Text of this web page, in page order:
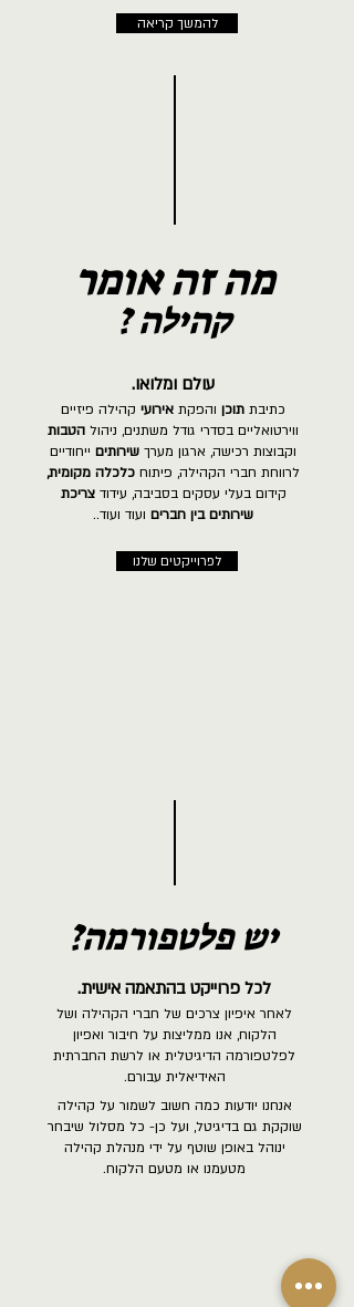
להמשך קריאה
מה זה אומר
קהילה ?
עולם ומלואו.
כתיבת תוכן והפקת אירועי קהילה פיזיים
ווירטואליים בסדרי גודל משתנים, ניהול הטבות
וקבוצות רכישה, ארגון מערך שירותים ייחודיים
לרווחת חברי הקהילה, פיתוח כלכלה מקומית,
קידום בעלי עסקים בסביבה, עידודצריכת
שירותים בין חברים ועוד ועוד..
לפרוייקטים שלנו
יש פלטפורמה?
לכל פרוייקט בהתאמה אישית.
לאחר איפיון צרכים של חברי הקהילה ושל
הלקוח, אנו ממליצות על חיבור ואפיון
לפלטפורמה הדיגיטלית או לרשת החברתית
האידיאלית עבורם.
אנחנו יודעות כמה חשוב לשמור על קהילה
שוקקת גם בדיגיטל, ועל כן- כל מסלול שיבחר
ינוהל באופן שוטף על ידי מנהלת קהילה
מטעמנו או מטעם הלקוח.